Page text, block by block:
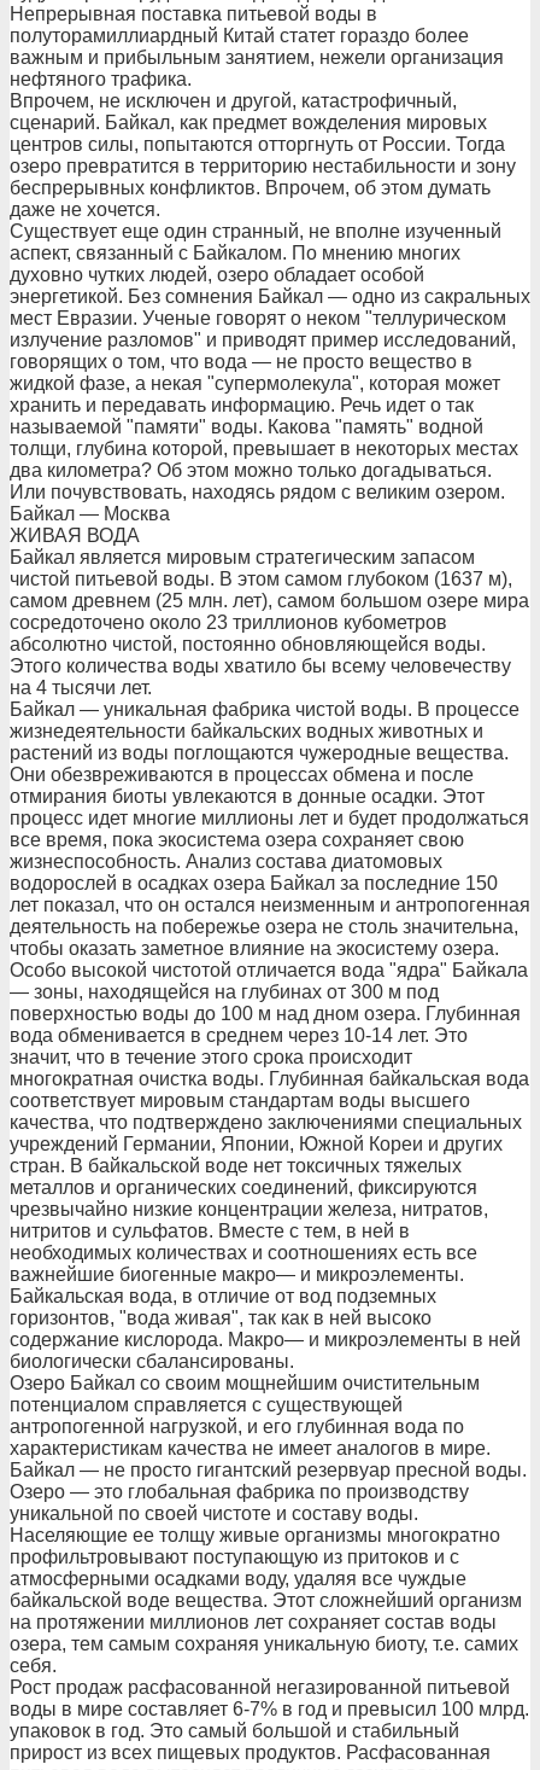
Непрерывная поставка питьевой воды в
полуторамиллиардный Китай статет гораздо более
важным и прибыльным занятием, нежели организация
нефтяного трафика.
Впрочем, не исключен и другой, катастрофичный,
сценарий. Байкал, как предмет вожделения мировых
центров силы, попытаются отторгнуть от России. Тогда
озеро превратится в территорию нестабильности и зону
беспрерывных конфликтов. Впрочем, об этом думать
даже не хочется.
Существует еще один странный, не вполне изученный
аспект, связанный с Байкалом. По мнению многих
духовно чутких людей, озеро обладает особой
энергетикой. Без сомнения Байкал — одно из сакральных
мест Евразии. Ученые говорят о неком "теллурическом
излучение разломов" и приводят пример исследований,
говорящих о том, что вода — не просто вещество в
жидкой фазе, а некая "супермолекула", которая может
хранить и передавать информацию. Речь идет о так
называемой "памяти" воды. Какова "память" водной
толщи, глубина которой, превышает в некоторых местах
два километра? Об этом можно только догадываться.
Или почувствовать, находясь рядом с великим озером.
Байкал — Москва
ЖИВАЯ ВОДА
Байкал является мировым стратегическим запасом
чистой питьевой воды. В этом самом глубоком (1637 м),
самом древнем (25 млн. лет), самом большом озере мира
сосредоточено около 23 триллионов кубометров
абсолютно чистой, постоянно обновляющейся воды.
Этого количества воды хватило бы всему человечеству
на 4 тысячи лет.
Байкал — уникальная фабрика чистой воды. В процессе
жизнедеятельности байкальских водных животных и
растений из воды поглощаются чужеродные вещества.
Они обезвреживаются в процессах обмена и после
отмирания биоты увлекаются в донные осадки. Этот
процесс идет многие миллионы лет и будет продолжаться
все время, пока экосистема озера сохраняет свою
жизнеспособность. Анализ состава диатомовых
водорослей в осадках озера Байкал за последние 150
лет показал, что он остался неизменным и антропогенная
деятельность на побережье озера не столь значительна,
чтобы оказать заметное влияние на экосистему озера.
Особо высокой чистотой отличается вода "ядра" Байкала
— зоны, находящейся на глубинах от 300 м под
поверхностью воды до 100 м над дном озера. Глубинная
вода обменивается в среднем через 10-14 лет. Это
значит, что в течение этого срока происходит
многократная очистка воды. Глубинная байкальская вода
соответствует мировым стандартам воды высшего
качества, что подтверждено заключениями специальных
учреждений Германии, Японии, Южной Кореи и других
стран. В байкальской воде нет токсичных тяжелых
металлов и органических соединений, фиксируются
чрезвычайно низкие концентрации железа, нитратов,
нитритов и сульфатов. Вместе с тем, в ней в
необходимых количествах и соотношениях есть все
важнейшие биогенные макро— и микроэлементы.
Байкальская вода, в отличие от вод подземных
горизонтов, "вода живая", так как в ней высоко
содержание кислорода. Макро— и микроэлементы в ней
биологически сбалансированы.
Озеро Байкал со своим мощнейшим очистительным
потенциалом справляется с существующей
антропогенной нагрузкой, и его глубинная вода по
характеристикам качества не имеет аналогов в мире.
Байкал — не просто гигантский резервуар пресной воды.
Озеро — это глобальная фабрика по производству
уникальной по своей чистоте и составу воды.
Населяющие ее толщу живые организмы многократно
профильтровывают поступающую из притоков и с
атмосферными осадками воду, удаляя все чуждые
байкальской воде вещества. Этот сложнейший организм
на протяжении миллионов лет сохраняет состав воды
озера, тем самым сохраняя уникальную биоту, т.е. самих
себя.
Рост продаж расфасованной негазированной питьевой
воды в мире составляет 6-7% в год и превысил 100 млрд.
упаковок в год. Это самый большой и стабильный
прирост из всех пищевых продуктов. Расфасованная